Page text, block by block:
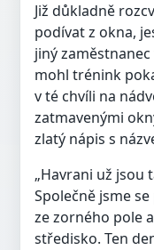
Již důkladně
podívat z okna,
jiný
mohl trénink
v té chvíli na
zatmavenými
zlatý nápis s
„Havrani už jsou
Společně jsme
ze zorného pole
středisko. Ten